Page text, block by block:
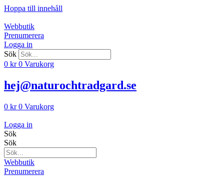
Hoppa till innehåll
Webbutik
Prenumerera
Logga in
Sök
0 kr 0 Varukorg
hej@naturochtradgard.se
0 kr 0 Varukorg
Logga in
Sök
Sök
Webbutik
Prenumerera